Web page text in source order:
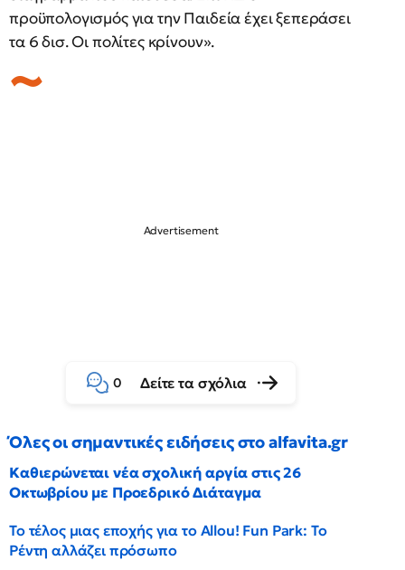
προϋπολογισμός για την Παιδεία έχει ξεπεράσει
τα 6 δισ. Οι πολίτες κρίνουν».
0 Δείτε τα σχόλια
Όλες οι σημαντικές ειδήσεις στο alfavita.gr
Καθιερώνεται νέα σχολική αργία στις 26
Οκτωβρίου με Προεδρικό Διάταγμα
Το τέλος μιας εποχής για το Allou! Fun Park: Το
Ρέντη αλλάζει πρόσωπο